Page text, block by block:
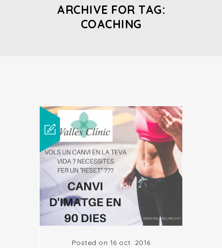
ARCHIVE FOR TAG:
COACHING
Posted on 16 oct. 2016